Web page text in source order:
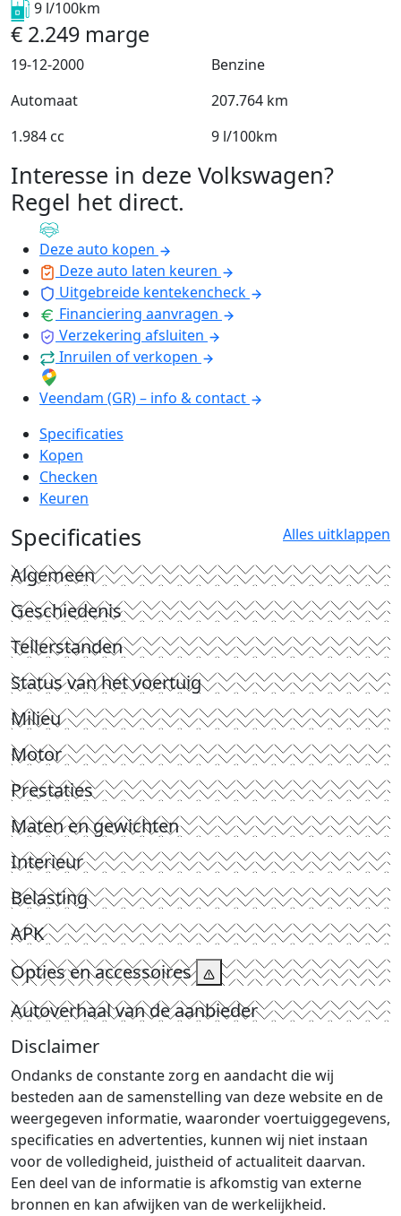
9 l/100km
€ 2.249 marge
19-12-2000
Benzine
Automaat
207.764 km
1.984 cc
9 l/100km
Interesse in deze Volkswagen?
Regel het direct.
Deze auto kopen
Deze auto laten keuren
Uitgebreide kentekencheck
Financiering aanvragen
Verzekering afsluiten
Inruilen of verkopen
Veendam (GR) – info & contact
Specificaties
Kopen
Checken
Keuren
Specificaties Alles uitklappen
Algemeen
Geschiedenis
Tellerstanden
Status van het voertuig
Milieu
Motor
Prestaties
Maten en gewichten
Interieur
Belasting
APK
Opties en accessoires
Autoverhaal van de aanbieder
Disclaimer
Ondanks de constante zorg en aandacht die wij
besteden aan de samenstelling van deze website en de
weergegeven informatie, waaronder voertuiggegevens,
specificaties en advertenties, kunnen wij niet instaan
voor de volledigheid, juistheid of actualiteit daarvan.
Een deel van de informatie is afkomstig van externe
bronnen en kan afwijken van de werkelijkheid.